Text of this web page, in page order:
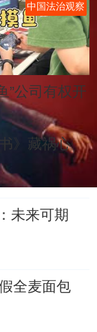
中国法治观察
”公司有权开
》藏祸心
未来可期
全麦面包